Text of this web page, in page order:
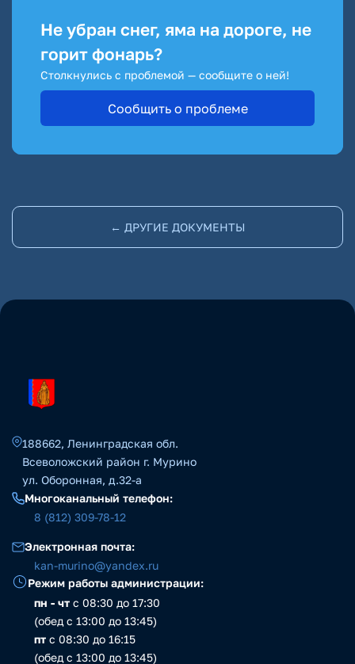
Не убран снег, яма на дороге, не
горит фонарь?
Столкнулись с проблемой — сообщите о ней!
Сообщить о проблеме
← ДРУГИЕ ДОКУМЕНТЫ
188662, Ленинградская обл.
Всеволожский район г. Мурино
ул. Оборонная, д.32-а
Многоканальный телефон:
8 (812) 309-78-12
Электронная почта:
kan-murino@yandex.ru
Режим работы администрации:
пн - чт с 08:30 до 17:30
(обед с 13:00 до 13:45)
пт с 08:30 до 16:15
(обед с 13:00 до 13:45)